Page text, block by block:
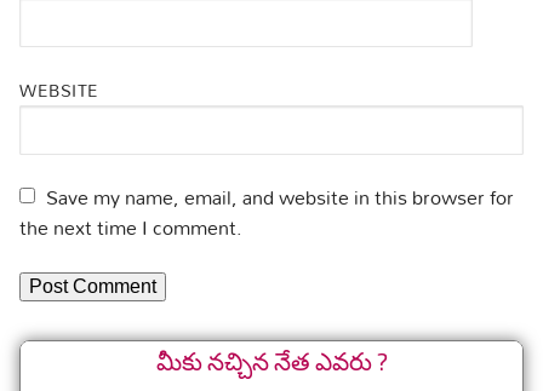
WEBSITE
Save my name, email, and website in this browser for
the next time I comment.
మీకు నచ్చిన నేత ఎవరు ?